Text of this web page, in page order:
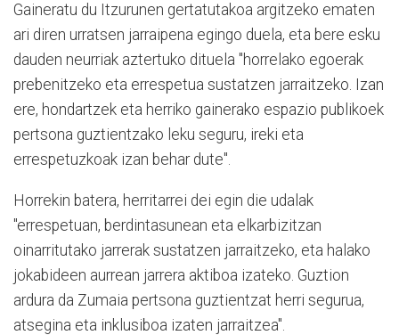
Gaineratu du Itzurunen gertatutakoa argitzeko ematen
ari diren urratsen jarraipena egingo duela, eta bere esku
dauden neurriak aztertuko dituela "horrelako egoerak
prebenitzeko eta errespetua sustatzen jarraitzeko. Izan
ere, hondartzek eta herriko gainerako espazio publikoek
pertsona guztientzako leku seguru, ireki eta
errespetuzkoak izan behar dute".
Horrekin batera, herritarrei dei egin die udalak
"errespetuan, berdintasunean eta elkarbizitzan
oinarritutako jarrerak sustatzen jarraitzeko, eta halako
jokabideen aurrean jarrera aktiboa izateko. Guztion
ardura da Zumaia pertsona guztientzat herri segurua,
atsegina eta inklusiboa izaten jarraitzea".